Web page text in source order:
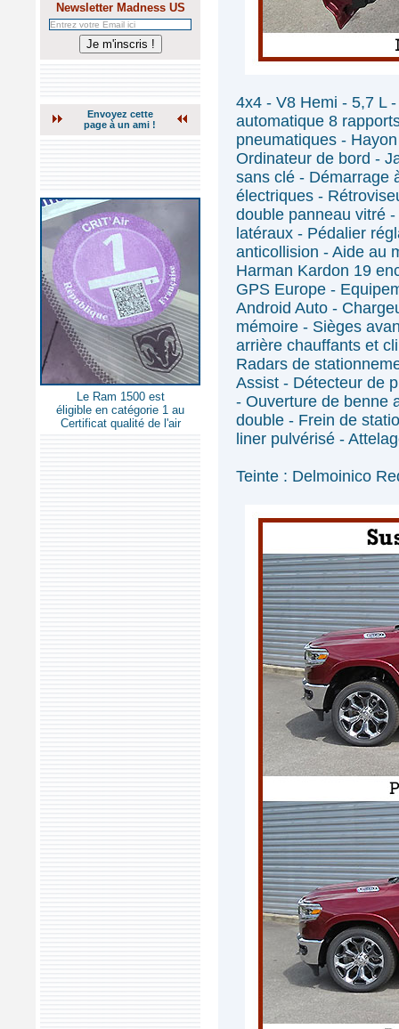
Newsletter Madness US
Envoyez cette
page à un ami !
Le Ram 1500 est
éligible en catégorie 1 au
Certificat qualité de l'air
4x4 - V8 Hemi - 5,7 L
automatique 8
pneumatiques -
Ordinateur de bord -
sans clé - Démarrage
électriques -
double panneau vitré
latéraux - Pédalier
anticollision - Aide au
Harman Kardon 19
GPS Europe -
Android Auto -
mémoire - Sièges
arrière chauffants et
Radars de
Assist - Détecteur de
- Ouverture de benne
double - Frein de
liner pulvérisé -
Teinte : Delmoinico